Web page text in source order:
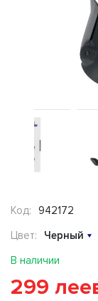
Код:
942172
Цвет:
Черный
В наличии
299